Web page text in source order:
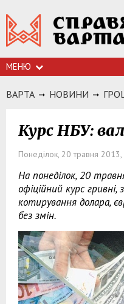
МЕНЮ
ВАРТА НОВИНИ
Курс НБУ:
Понеділок, 20 травня 2013,
На понеділок, 20
офіційний курс
котирування долара,
без змін.